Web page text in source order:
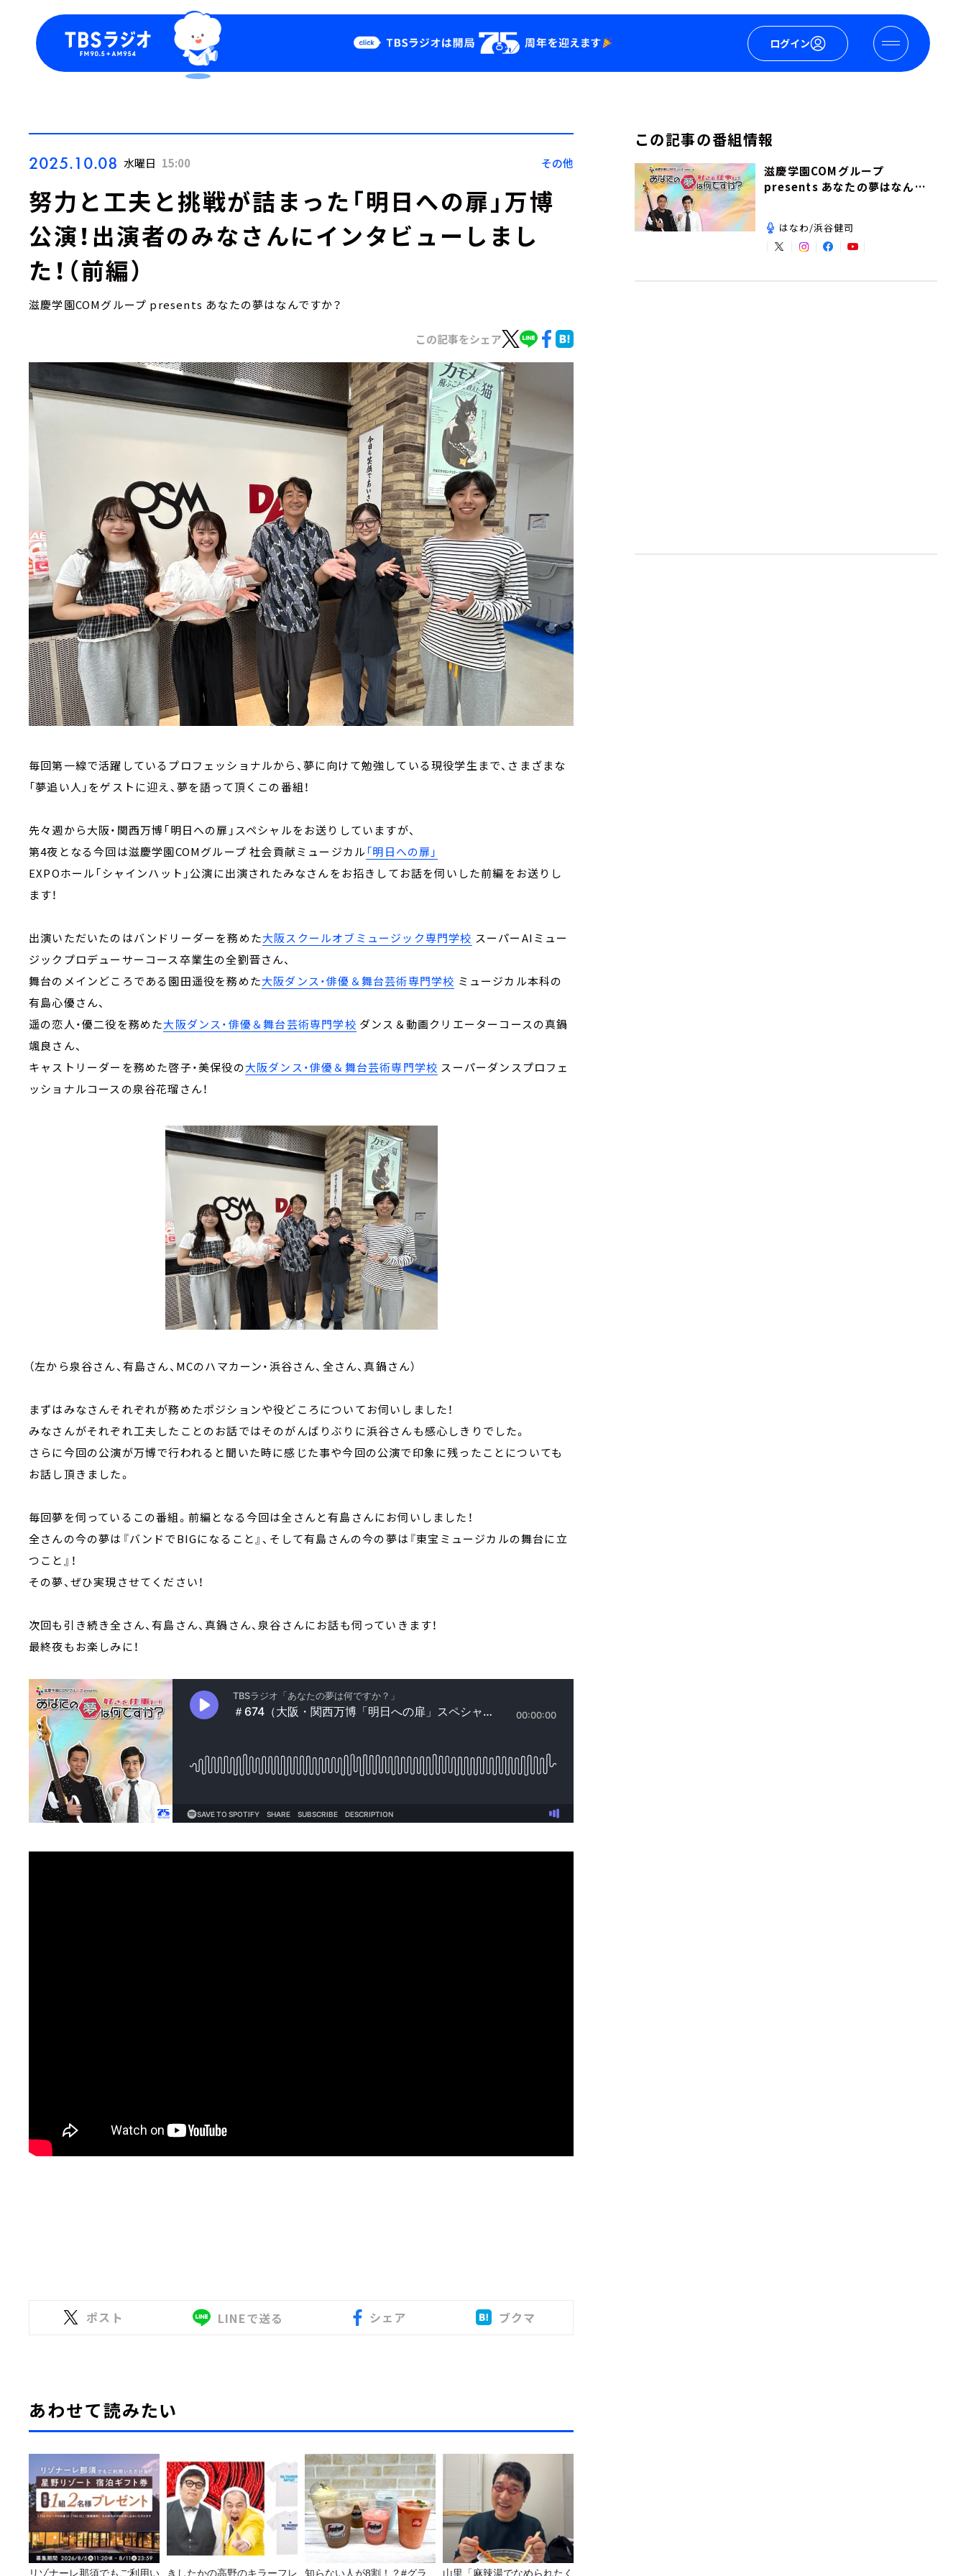
ログイン
Podcast
YouTube
2025.10.08 水曜日 15:00 その他
努力と工夫と挑戦が詰まった「明日への扉」万博
公演！出演者のみなさんにインタビューしまし
た！（前編）
滋慶学園COMグループ presents あなたの夢はなんですか？
この記事をシェア
毎回第一線で活躍しているプロフェッショナルから、夢に向けて勉強している現役学生まで、さまざまな
「夢追い人」をゲストに迎え、夢を語って頂くこの番組！
先々週から大阪・関西万博「明日への扉」スペシャルをお送りしていますが、
第4夜となる今回は滋慶学園COMグループ 社会貢献ミュージカル 「明日への扉」
EXPOホール「シャインハット」公演に出演されたみなさんをお招きしてお話を伺いした前編をお送りし
ます！
出演いただいたのはバンドリーダーを務めた大阪スクールオブミュージック専門学校 スーパーAIミュー
ジックプロデューサーコース卒業生の全劉晋さん、
舞台のメインどころである園田遥役を務めた大阪ダンス・俳優＆舞台芸術専門学校 ミュージカル本科の
有島心優さん、
遥の恋人・優二役を務めた大阪ダンス・俳優＆舞台芸術専門学校 ダンス＆動画クリエーターコースの真鍋
颯良さん、
キャストリーダーを務めた啓子・美保役の大阪ダンス・俳優＆舞台芸術専門学校 スーパーダンスプロフェ
ッショナルコースの泉谷花瑠さん！
（左から泉谷さん、有島さん、MCのハマカーン・浜谷さん、全さん、真鍋さん）
まずはみなさんそれぞれが務めたポジションや役どころについてお伺いしました！
みなさんがそれぞれ工夫したことのお話ではそのがんばりぶりに浜谷さんも感心しきりでした。
さらに今回の公演が万博で行われると聞いた時に感じた事や今回の公演で印象に残ったことについても
お話し頂きました。
毎回夢を伺っているこの番組。前編となる今回は全さんと有島さんにお伺いしました！
全さんの今の夢は『バンドでBIGになること』、そして有島さんの今の夢は『東宝ミュージカルの舞台に立
つこと』！
その夢、ぜひ実現させてください！
次回も引き続き全さん、有島さん、真鍋さん、泉谷さんにお話も伺っていきます！
最終夜もお楽しみに！
ポスト LINEで送る シェア ブクマ
あわせて読みたい
リゾナーレ那須でもご利用い きしたかの高野のキラーフレ 知らない人が8割！？#グラ 山里「麻辣湯でなめられたく
この記事の番組情報
滋慶学園COMグループ
presents あなたの夢はなんで
はなわ/浜谷健司